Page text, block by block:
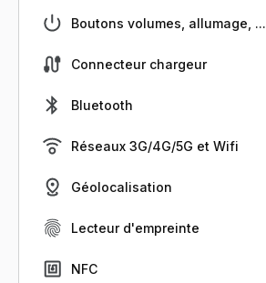
Boutons volumes, allumage, ...
Connecteur chargeur
Bluetooth
Réseaux 3G/4G/5G et Wifi
Géolocalisation
Lecteur d'empreinte
NFC